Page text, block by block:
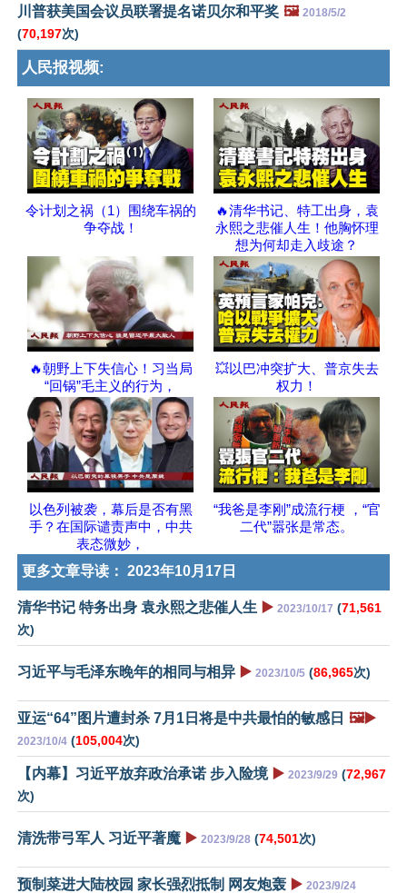
川普获美国会议员联署提名诺贝尔和平奖 🖼️ 2018/5/2
(70,197次)
人民报视频:
令计划之祸（1）围绕车祸的
争夺战！
🔥清华书记、特工出身，袁
永熙之悲催人生！他胸怀理
想为何却走入歧途？
🔥朝野上下失信心！习当局
“回锅”毛主义的行为，
💥以巴冲突扩大、普京失去
权力！
以色列被袭，幕后是否有黑
手？在国际谴责声中，中共
表态微妙，
“我爸是李刚”成流行梗 ，“官
二代”嚣张是常态。
更多文章导读： 2023年10月17日
清华书记 特务出身 袁永熙之悲催人生 ▶️ 2023/10/17 (71,561
次)
习近平与毛泽东晚年的相同与相异 ▶️ 2023/10/5 (86,965次)
亚运“64”图片遭封杀 7月1日将是中共最怕的敏感日 🖼️▶️
2023/10/4 (105,004次)
【内幕】习近平放弃政治承诺 步入险境 ▶️ 2023/9/29 (72,967
次)
清洗带弓军人 习近平著魔 ▶️ 2023/9/28 (74,501次)
预制菜进大陆校园 家长强烈抵制 网友炮轰 ▶️ 2023/9/24